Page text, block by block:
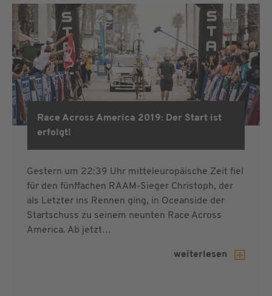
RAAM 2019
Race Across America 2019: Der Start ist
erfolgt!
Gestern um 22:39 Uhr mitteleuropäische Zeit fiel
für den fünffachen RAAM-Sieger Christoph, der
als Letzter ins Rennen ging, in Oceanside der
Startschuss zu seinem neunten Race Across
America. Ab jetzt…
weiterlesen